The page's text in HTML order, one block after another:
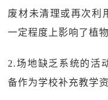
废材未清理或再次利
一定程度上影响了植物
2.场地缺乏系统的活
备作为学校补充教学